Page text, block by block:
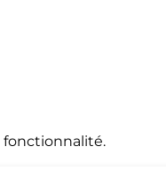
fonctionnalité.